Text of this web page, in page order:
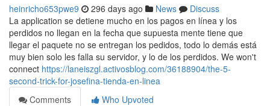
heinricho653pwe9 296 days ago News
Discuss
La application se detiene mucho en los pagos en línea y los
perdidos no llegan en la fecha que supuesta mente tiene que
llegar el paquete no se entregan los pedidos, todo lo demás está
muy bien solo les falla su servidor, y lo de los perdidos. We won't
connect https://laneiszgl.activosblog.com/36188904/the-5-
second-trick-for-josefina-tienda-en-linea
Comments
Who Upvoted